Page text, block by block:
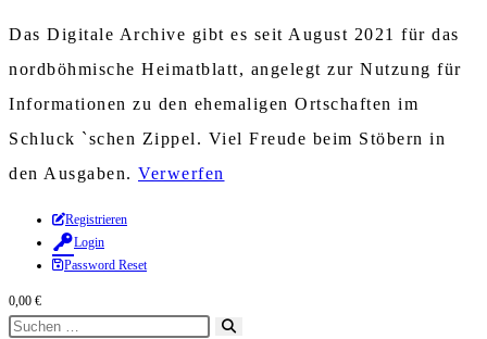
Das Digitale Archive gibt es seit August 2021 für das
nordböhmische Heimatblatt, angelegt zur Nutzung für
Informationen zu den ehemaligen Ortschaften im
Schluck `schen Zippel. Viel Freude beim Stöbern in
den Ausgaben. Verwerfen
Zum
Inhalt
springen
Registrieren
Login
Password Reset
0,00 €
Diese